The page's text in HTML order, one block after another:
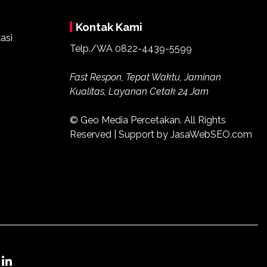
Kontak Kami
Telp./WA 0822-4439-5599
Fast Respon, Tepat Waktu, Jaminan
Kualitas, Layanan Cetak 24 Jam
© Geo Media Percetakan. All Rights
Reserved | Support by JasaWebSEO.com